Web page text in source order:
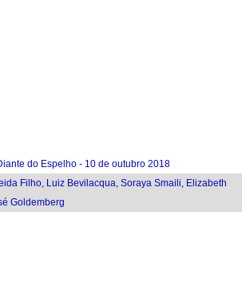
do Espelho - 10 de outubro 2018
Filho, Luiz Bevilacqua, Soraya Smaili, Elizabeth
Goldemberg